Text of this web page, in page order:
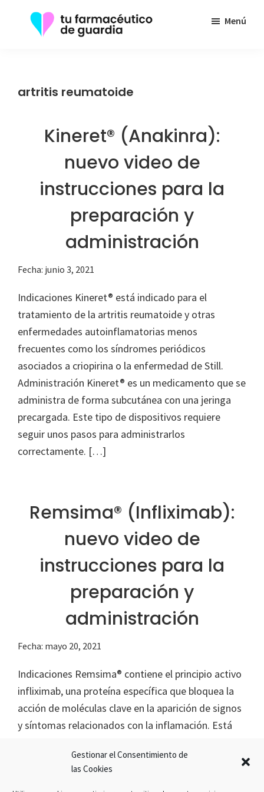
Gestionar el Consentimiento de
las Cookies
Guardia
información
Menú
artritis reumatoide
Kineret® (Anakinra):
nuevo video de
instrucciones para la
preparación y
administración
Fecha: junio 3, 2021
Indicaciones Kineret® está indicado para el
tratamiento de la artritis reumatoide y otras
enfermedades autoinflamatorias menos
frecuentes como los síndromes periódicos
asociados a criopirina o la enfermedad de Still.
Administración Kineret® es un medicamento que se
administra de forma subcutánea con una jeringa
precargada. Este tipo de dispositivos requiere
seguir unos pasos para administrarlos
correctamente. […]
Remsima® (Infliximab):
nuevo video de
instrucciones para la
preparación y
administración
Fecha: mayo 20, 2021
Indicaciones Remsima® contiene el principio activo
infliximab, una proteína específica que bloquea la
acción de moléculas clave en la aparición de signos
y síntomas relacionados con la inflamación. Está
reumatoide, artritis psoriásica, espondilitis
anquilosante, psoriasis, enfermedad de Crohn y